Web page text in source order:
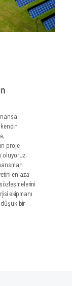
proje
oluyoruz.
en aza
ekipmanı
bir